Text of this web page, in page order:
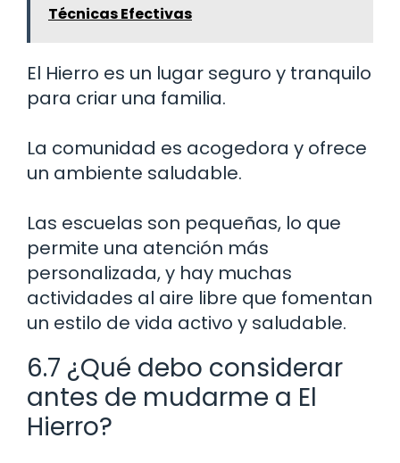
Técnicas Efectivas
El Hierro es un lugar seguro y tranquilo
para criar una familia.
La comunidad es acogedora y ofrece
un ambiente saludable.
Las escuelas son pequeñas, lo que
permite una atención más
personalizada, y hay muchas
actividades al aire libre que fomentan
un estilo de vida activo y saludable.
6.7 ¿Qué debo considerar
antes de mudarme a El
Hierro?